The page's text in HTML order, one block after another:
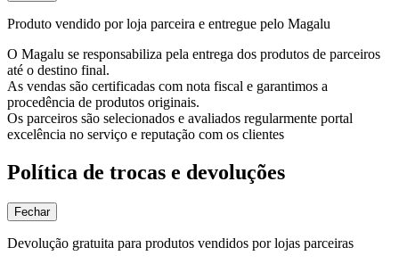
Produto vendido por loja parceira e entregue pelo Magalu
O Magalu se responsabiliza pela entrega dos produtos de parceiros
até o destino final.
As vendas são certificadas com nota fiscal e garantimos a
procedência de produtos originais.
Os parceiros são selecionados e avaliados regularmente portal
excelência no serviço e reputação com os clientes
Política de trocas e devoluções
Fechar
Devolução gratuita para produtos vendidos por lojas parceiras